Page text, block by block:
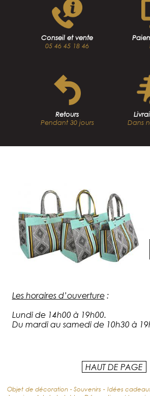
Conseil et vente
05 46 45 18 46
Retours
Pendant 30 jours
Dans
Les horaires d’ouverture:
Lundi de 14h00 à 19h00.
Du mardi au samedi de 10h30 à
HAUT DE PAGE
Objet de décoration - Souvenirs - Idées